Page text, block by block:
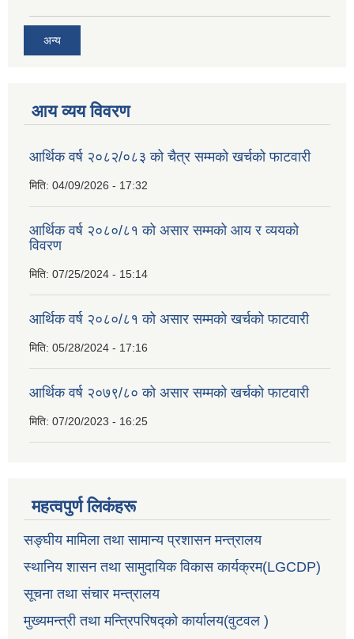
अन्य
आय व्यय विवरण
आर्थिक वर्ष २०८२/०८३ को चैत्र सम्मको खर्चको फाटवारी
मिति: 04/09/2026 - 17:32
आर्थिक वर्ष २०८०/८१ को असार सम्मको आय र व्ययको
विवरण
मिति: 07/25/2024 - 15:14
आर्थिक वर्ष २०८०/८१ को असार सम्मको खर्चको फाटवारी
मिति: 05/28/2024 - 17:16
आर्थिक वर्ष २०७९/८० को असार सम्मको खर्चको फाटवारी
मिति: 07/20/2023 - 16:25
महत्वपुर्ण लिकंहरू
सङ्घीय मामिला तथा सामान्य प्रशासन मन्त्रालय
स्थानिय शासन तथा सामुदायिक विकास कार्यक्रम(LGCDP)
सूचना तथा संचार मन्त्रालय
मुख्यमन्त्री तथा मन्त्रिपरिषद्को कार्यालय(वुटवल )